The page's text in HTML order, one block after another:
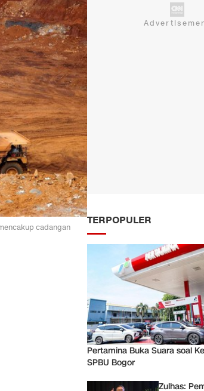
cadangan
TERPOPULER
Pertamina Buka Suara soal
SPBU Bogor
Zulhas: